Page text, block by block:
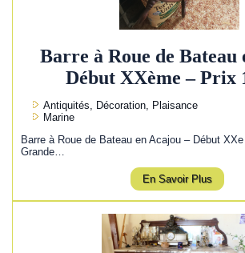
Barre à Roue de Bateau
Début XXème – Prix
Antiquités, Décoration, Plaisance
Marine
Barre à Roue de Bateau en Acajou – Début
Grande…
En Savoir Plus